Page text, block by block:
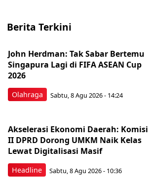
Berita Terkini
Olahraga
John Herdman: Tak Sabar Bertemu
Singapura Lagi di FIFA ASEAN Cup
2026
Sabtu, 8 Agu 2026 - 14:24
Headline
Akselerasi Ekonomi Daerah: Komisi
II DPRD Dorong UMKM Naik Kelas
Lewat Digitalisasi Masif
Sabtu, 8 Agu 2026 - 10:36